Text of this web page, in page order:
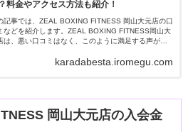
料金やアクセス方法も紹介！
記事では、ZEAL BOXING FITNESS 岡山大元店の口
などを紹介します。ZEAL BOXING FITNESS岡山大
は、悪い口コミはなく、このように満足する声があ
karadabesta.iromegu.com
岡山大元店の入会金